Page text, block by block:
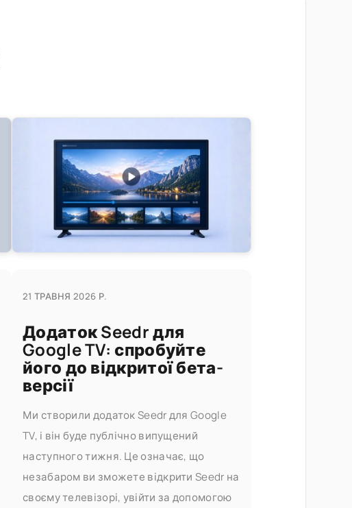
21 ТРАВНЯ 2026 Р.
Додаток Seedr для
Google TV: спробуйте
його до відкритої бета-
версії
Ми створили додаток Seedr для Google
TV, і він буде публічно випущений
наступного тижня. Це означає, що
незабаром ви зможете відкрити Seedr на
своєму телевізорі, увійти за допомогою